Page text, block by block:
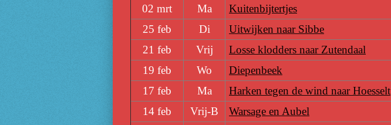
02 mrt
Ma Kuitenbijtertjes
25 feb
Di Uitwijken naar Sibbe
21 feb
Vrij Losse klodders naar Zutendaal
19 feb
Wo Diepenbeek
17 feb
Ma Harken tegen de wind naar Hoesselt
14 feb
Vrij-B Warsage en Aubel